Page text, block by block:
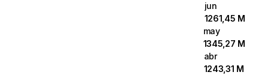
jun
1261,45 M
may
1345,27 M
abr
1243,31 M